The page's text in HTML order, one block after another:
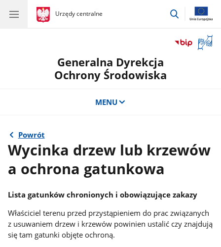
gov.pl
Urzędy centralne
gov.pl
Urzędy
przejdź
okno
Generalna Dyrekcja
Ochrony Środowiska
MENU
Powrót
Wycinka drzew lub krzewów
a ochrona gatunkowa
Lista gatunków chronionych i obowiązujące zakazy
Właściciel terenu przed przystąpieniem do prac związanych
z usuwaniem drzew i krzewów powinien ustalić czy znajdują
się tam gatunki objęte ochroną.